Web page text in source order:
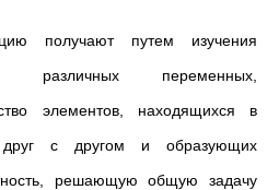
получают путем изучения
различных переменных,
элементов, находящихся в
с другом и образующих
решающую общую задачу